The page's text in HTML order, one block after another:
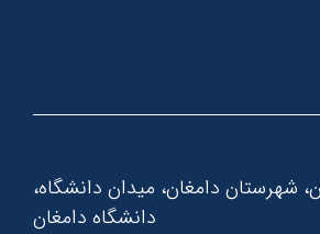
شهرستان دامغان، میدان دانشگاه،
دانشگاه دامغان